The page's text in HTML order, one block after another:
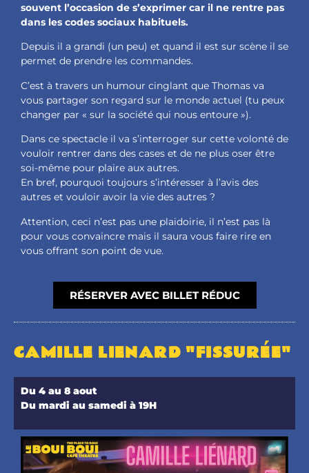
souvent l’occasion de s’exprimer car il ne rentre pas
dans les codes sociaux habituels.
Depuis il a grandi (un peu) et quand il est sur scène il se
permet de prendre les commandes.
C’est à travers un humour cinglant que Thomas va
vous partager son regard sur le monde actuel (tu peux
changer par « sur la société qui nous entoure »).
Dans ce spectacle il va s’interroger sur cette volonté de
vouloir rentrer dans des cases et de ne plus oser être
soi-même pour plaire aux autres.
En bref, pourquoi toujours s’intéresser à l’avis des
autres et vouloir avoir la vie des autres ?
Attention, ceci n’est pas une plaidoirie, il n’est pas là
pour vous convaincre mais il saura vous faire rire en
vous offrant son point de vue.
RÉSERVER AVEC BILLET RÉDUC
CAMILLE LIENARD "FISSURÉE"
Du 4 au 8 aout
Du mardi au samedi à 19H